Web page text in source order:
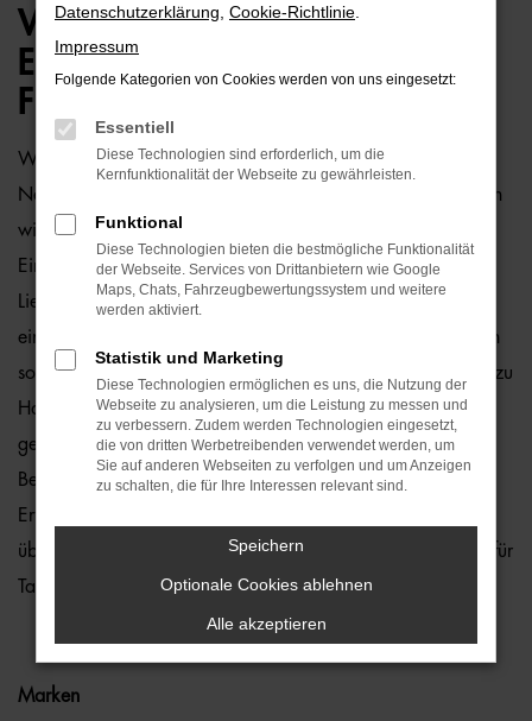
VW ID.3 NEUWAGEN – DIE
ERSTKLASSIGE ALTERNATIVE
FÜR BERLIN
Wie wäre es, wenn Sie schon bald in einem VW ID.3
Neuwagen durch Berlin fahren? Zu teuer? Von wegen, denn
wir von der Auto-Familie Ostermaier erleichtern Ihnen den
Einstieg durch 1a Rabatte. Hinzu kommt, dass wir die
Lieferung unserer VW ID.3 Neuwagen nach Berlin oder an
einen anderen Ort in der Umgebung ermöglichen und Ihnen
somit lange Wege ersparen. Kaufen Sie ganz bequem von zu
Hause aus und profitieren Sie von unserem Service. Hierzu
gehört in vollem Umfang auch die Beratung. In diesem
Bereich laufen wir zur Höchstform auf und bringen die
Erfahrung vieler Jahrzehnte in der Autobranche ein. Zudem
üben wir unseren Beruf mit Leidenschaft aus – und das Tag für
Tag.
Marken
Datenschutzerklärung Cookie-Richtlinie
Impressum
Folgende Kategorien von Cookies werden von uns eingesetzt:
Essentiell
Diese Technologien sind erforderlich, um die
Kernfunktionalität der Webseite zu gewährleisten.
Funktional
Diese Technologien bieten die bestmögliche Funktionalität
der Webseite. Services von Drittanbietern wie Google
Maps, Chats, Fahrzeugbewertungssystem und weitere
werden aktiviert.
Statistik und Marketing
Diese Technologien ermöglichen es uns, die Nutzung der
Webseite zu analysieren, um die Leistung zu messen und
zu verbessern. Zudem werden Technologien eingesetzt,
die von dritten Werbetreibenden verwendet werden, um
Sie auf anderen Webseiten zu verfolgen und um Anzeigen
zu schalten, die für Ihre Interessen relevant sind.
Speichern
Optionale Cookies ablehnen
Alle akzeptieren